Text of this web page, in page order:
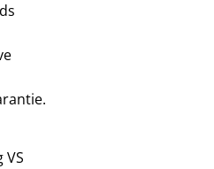
VS